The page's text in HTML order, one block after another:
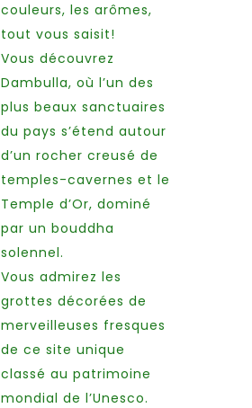
couleurs, les arômes,
tout vous saisit!
Vous découvrez
Dambulla, où l’un des
plus beaux sanctuaires
du pays s’étend autour
d’un rocher creusé de
temples-cavernes et le
Temple d’Or, dominé
par un bouddha
solennel.
Vous admirez les
grottes décorées de
merveilleuses fresques
de ce site unique
classé au patrimoine
mondial de l’Unesco.